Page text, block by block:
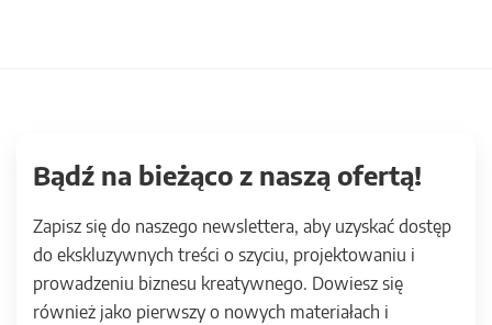
Bądź na bieżąco z naszą ofertą!
Zapisz się do naszego newslettera, aby uzyskać dostęp
do ekskluzywnych treści o szyciu, projektowaniu i
prowadzeniu biznesu kreatywnego. Dowiesz się
również jako pierwszy o nowych materiałach i